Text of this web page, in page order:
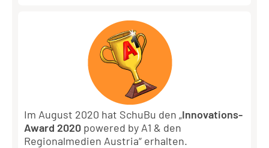
Im August 2020 hat SchuBu den „Innovations-
Award 2020 powered by A1 & den
Regionalmedien Austria“ erhalten.